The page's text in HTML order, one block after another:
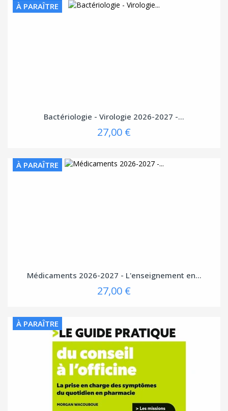
À PARAÎTRE
Bactériologie - Virologie 2026-2027 -...
27,00 €
À PARAÎTRE
Médicaments 2026-2027 - L'enseignement en...
27,00 €
À PARAÎTRE